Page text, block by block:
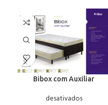
Bibox com Auxiliar
desativados